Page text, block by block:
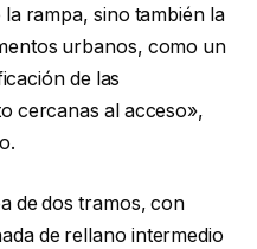
rampa, sino también la
urbanos, como un
de las
cercanas al acceso»,
de dos tramos, con
de rellano intermedio